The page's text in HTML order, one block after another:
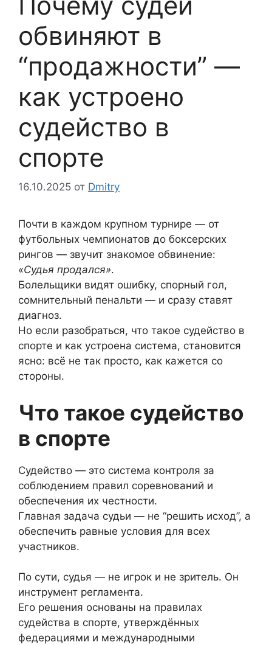
обвиняют в
“продажности” —
как устроено
судейство в
спорте
16.10.2025 от Dmitry
Почти в каждом крупном турнире — от
футбольных чемпионатов до боксерских
рингов — звучит знакомое обвинение:
«Судья продался».
Болельщики видят ошибку, спорный гол,
сомнительный пенальти — и сразу ставят
диагноз.
Но если разобраться, что такое судейство в
спорте и как устроена система, становится
ясно: всё не так просто, как кажется со
стороны.
Что такое судейство
в спорте
Судейство — это система контроля за
соблюдением правил соревнований и
обеспечения их честности.
Главная задача судьи — не “решить исход”, а
обеспечить равные условия для всех
участников.
По сути, судья — не игрок и не зритель. Он
инструмент регламента.
Его решения основаны на правилах
судейства в спорте, утверждённых
федерациями и международными